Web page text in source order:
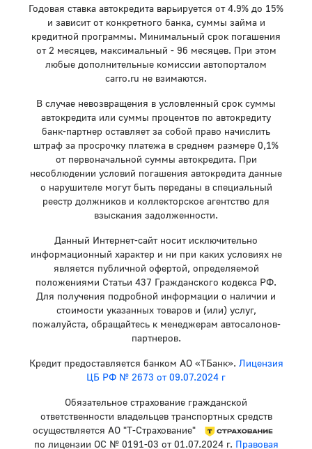
Годовая ставка автокредита варьируется от 4.9% до 15%
и зависит от конкретного банка, суммы займа и
кредитной программы. Минимальный срок погашения
от 2 месяцев, максимальный - 96 месяцев. При этом
любые дополнительные комиссии автопорталом
carro.ru не взимаются.
В случае невозвращения в условленный срок суммы
автокредита или суммы процентов по автокредиту
банк-партнер оставляет за собой право начислить
штраф за просрочку платежа в среднем размере 0,1%
от первоначальной суммы автокредита. При
несоблюдении условий погашения автокредита данные
о нарушителе могут быть переданы в специальный
реестр должников и коллекторское агентство для
взыскания задолженности.
Данный Интернет-сайт носит исключительно
информационный характер и ни при каких условиях не
является публичной офертой, определяемой
положениями Статьи 437 Гражданского кодекса РФ.
Для получения подробной информации о наличии и
стоимости указанных товаров и (или) услуг,
пожалуйста, обращайтесь к менеджерам автосалонов-
партнеров.
Кредит предоставляется банком АО «ТБанк». Лицензия
ЦБ РФ № 2673 от 09.07.2024 г
Обязательное страхование гражданской
ответственности владельцев транспортных средств
осуществляется АО "Т-Страхование"
по лицензии ОС № 0191-03 от 01.07.2024 г. Правовая